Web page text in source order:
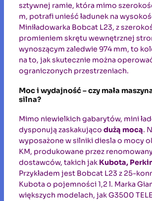
sztywnej ramie, która mimo
m, potrafi unieść ładunek na
Miniładowarka Bobcat L23, z
promieniem skrętu wewnętrznej
wynoszącym zaledwie 974 mm, to
na to, jak skutecznie można
ograniczonych przestrzeniach.
Moc i wydajność – czy mała
silna?
Mimo niewielkich gabarytów, mini
dysponują zaskakująco dużą mocą.
wyposażone w silniki diesla o mocy
KM, produkowane przez
dostawców, takich jak Kubota,
Przykładem jest Bobcat L23 z 25-
Kubota o pojemności 1,2 l. Marka
większych modelach, jak G3500